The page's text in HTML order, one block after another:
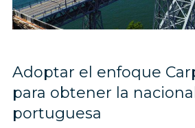
Adoptar el enfoque
para obtener la
portuguesa